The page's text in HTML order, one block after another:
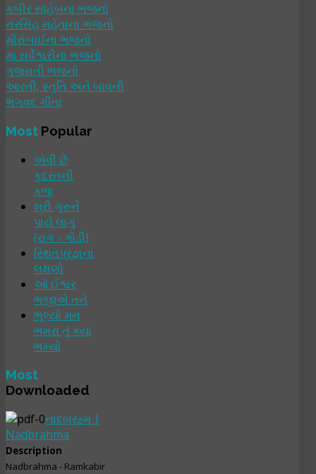
કબીર સાહેબના ભજનો
નરસિંહ મહેતાના ભજનો
મીરાંબાઈના ભજનો
મા સર્વેશ્વરીના ભજનો
ગુજરાતી ભજનો
આરતી, સ્તુતિ અને બાવની
ભગવદ ગીતા
Most Popular
એવી છે
કુદરતની
કળા
શ્રી ગુરુને
પાયે લાગું
(રાગ - ગોડી)
સ્થિતપ્રજ્ઞનાં
લક્ષણો
ઓ ઈશ્વર
ભજીએ તને
ભૂલ્યો મન
ભમરા તું ક્યાં
ભમ્યો
Most
Downloaded
નાદબ્રહ્મ |
Nadbrahma
Description
Nadbrahma - Ramkabir